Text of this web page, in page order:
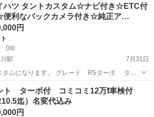
１６インチアルミホイール キーレスエント
ハツ タントカスタム☆ナビ付き☆ETC付
便利なバックカメラ付き☆純正ア…
円
0年
駅
7月31日
ムになります。 グレード RSターボ ター
いやすいお車です。 左側ピラーレスで
スライド完備で ハイトール車両ですのでゆった
壬生川駅 タント
ト ターボ付 コミコミ12万❗️車検付
迄）名変代込み
円